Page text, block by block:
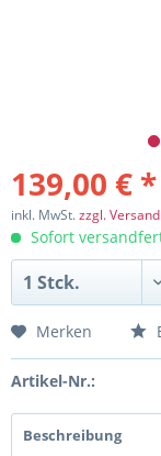
139,00 € *
inkl. MwSt.zzgl.
Sofort
Merken
Artikel-Nr.:
Beschreibung